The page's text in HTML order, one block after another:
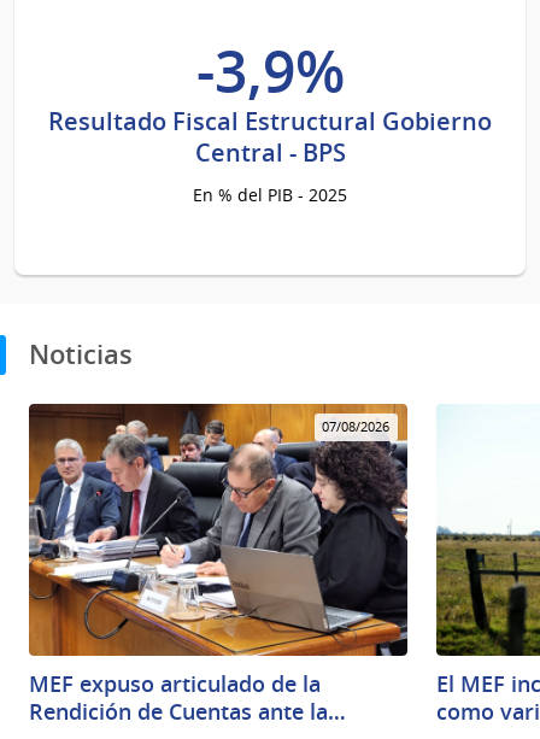
-3,9%
Resultado Fiscal Estructural Gobierno
Central - BPS
En % del PIB - 2025
Noticias
07/08/2026
MEF expuso articulado de la
Rendición de Cuentas ante la…
El MEF
como